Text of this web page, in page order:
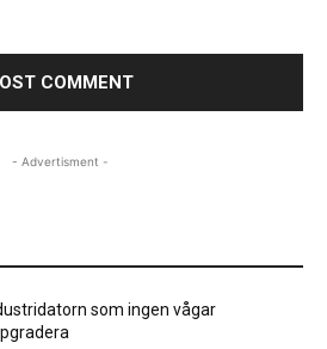
- Advertisment -
som ingen vågar